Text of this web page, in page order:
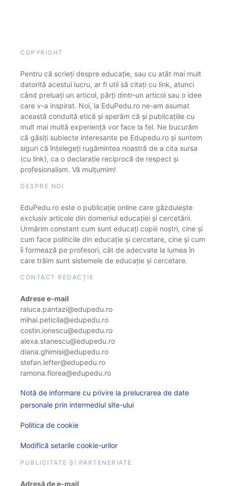
COPYRIGHT
Pentru că scrieți despre educație, sau cu atât mai mult
datorită acestui lucru, ar fi util să citați cu link, atunci
când preluați un articol, părți dintr-un articol sau o idee
care v-a inspirat. Noi, la EduPedu.ro ne-am asumat
această conduită etică și sperăm că și publicațiile cu
mult mai multă experiență vor face la fel. Ne bucurăm
că găsiți subiecte interesante pe Edupedu.ro și suntem
siguri că înțelegeți rugămintea noastră de a cita sursa
(cu link), ca o declarație reciprocă de respect și
profesionalism. Vă mulțumim!
DESPRE NOI
EduPedu.ro este o publicație online care găzduiește
exclusiv articole din domeniul educației și cercetării.
Urmărim constant cum sunt educați copiii noștri, cine și
cum face politicile din educație și cercetare, cine și cum
îi formează pe profesori, cât de adecvate la lumea în
care trăim sunt sistemele de educație și cercetare.
CONTACT REDACȚIE
Adrese e-mail
raluca.pantazi@edupedu.ro
mihai.peticila@edupedu.ro
costin.ionescu@edupedu.ro
alexa.stanescu@edupedu.ro
diana.ghimisi@edupedu.ro
stefan.lefter@edupedu.ro
ramona.florea@edupedu.ro
Notă de informare cu privire la prelucrarea de date
personale prin intermediul site-ului
Politica de cookie
Modifică setarile cookie-urilor
PUBLICITATE ȘI PARTENERIATE
Adresă de e-mail